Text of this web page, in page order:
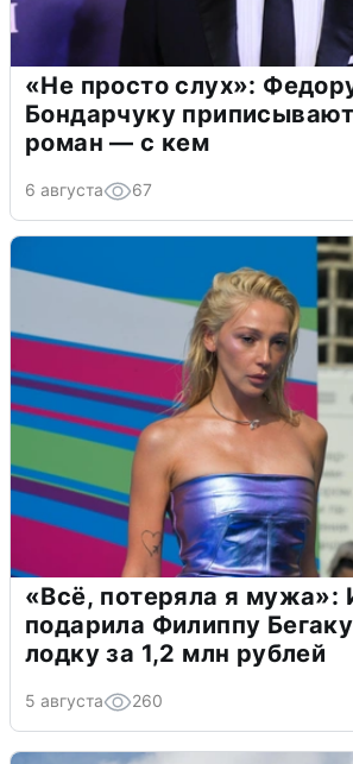
«Не просто слух»:
Бондарчуку
роман — с кем
6 августа 67
«Всё, потеряла я мужа»:
подарила Филиппу
лодку за 1,2 млн рублей
5 августа 260